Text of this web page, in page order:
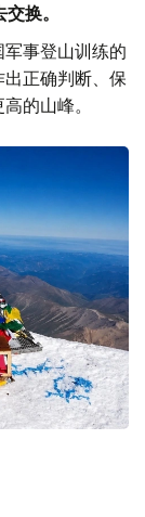
换。
事登山训练的
正确判断、保
的山峰。